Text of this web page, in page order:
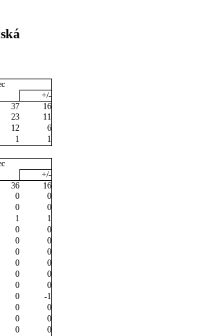
+/-
37
16
23
11
12
6
1
1
+/-
36
16
0
0
0
0
1
1
0
0
0
0
0
0
0
0
0
0
0
0
0
-1
0
0
0
0
0
0